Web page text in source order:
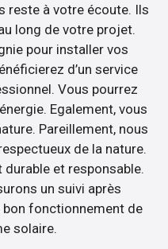
reste à votre écoute. Ils
long de votre projet.
pour installer vos
d’un service
Vous pourrez
Egalement, vous
Pareillement, nous
de la nature.
et responsable.
un suivi après
fonctionnement de
solaire.